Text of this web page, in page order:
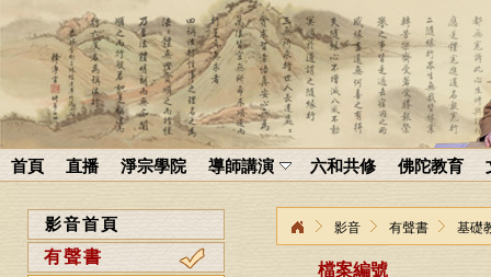
首頁 直播 淨宗學院 導師講演 六和共修 佛陀教育
影音首頁
有聲書
影音 有聲書 基礎
檔案編號